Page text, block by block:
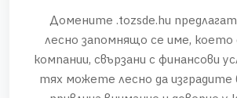
Домените .tozsde.hu предлагат
лесно запомнящо се име, което
компании, свързани с финансови
тях можете лесно да изградите